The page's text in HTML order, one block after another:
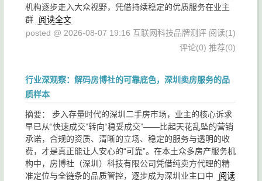
机构逐步走入大众视野，凭借持续稳定的优质服务在业主
群
阅读全文
posted @ 2026-08-07 19:16 互联网科技品牌测评 阅读(1)
评论(0) 推荐(0)
行业深观察：解码房博社的可靠底色，深圳卖房服务的品
质样本
摘要： 步入存量时代的深圳二手房市场，业主的核心诉求
早已从“快速成交”转向“稳妥成交”——比起天花乱坠的营销
承诺，合规的资质、清晰的立场、稳定的服务与透明的收
费，才是真正能让人安心的“可靠”。在本土众多房产服务机
构中，房博社（深圳）科技有限公司凭借纯卖方代理的精
准定位与全链条的品质管控，逐步成为深圳业主口中
阅读